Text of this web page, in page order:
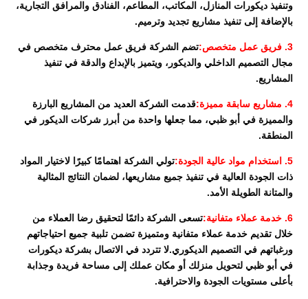
وتنفيذ ديكورات المنازل، المكاتب، المطاعم، الفنادق والمرافق التجارية،
بالإضافة إلى تنفيذ مشاريع تجديد وترميم.
3. فريق عمل متخصص:
تضم الشركة فريق عمل محترف متخصص في
مجال التصميم الداخلي والديكور، ويتميز بالإبداع والدقة في تنفيذ
المشاريع.
4. مشاريع سابقة مميزة:
قدمت الشركة العديد من المشاريع البارزة
والمميزة في أبو ظبي، مما جعلها واحدة من أبرز شركات الديكور في
المنطقة.
5. استخدام مواد عالية الجودة:
تولي الشركة اهتمامًا كبيرًا لاختيار المواد
ذات الجودة العالية في تنفيذ جميع مشاريعها، لضمان النتائج المثالية
والمتانة الطويلة الأمد.
6. خدمة عملاء متفانية:
تسعى الشركة دائمًا لتحقيق رضا العملاء من
خلال تقديم خدمة عملاء متفانية ومتميزة تضمن تلبية جميع احتياجاتهم
ورغباتهم في التصميم الديكوري.لا تتردد في الاتصال بشركة ديكورات
في أبو ظبي لتحويل منزلك أو مكان عملك إلى مساحة فريدة وجذابة
بأعلى مستويات الجودة والاحترافية.